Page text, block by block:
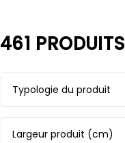
461 PRODUITS
Typologie du produit
Largeur produit (cm)